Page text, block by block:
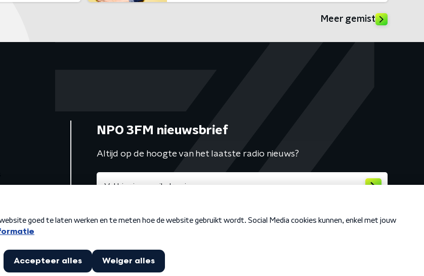
Meer gemist
NPO 3FM nieuwsbrief
Altijd op de hoogte van het laatste radio nieuws?